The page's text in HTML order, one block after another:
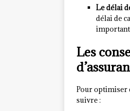
Le délai
délai de
important
Les
Pour optimiser
suivre :